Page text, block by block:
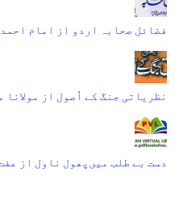
فضائل صحابہ اردو از امام
نظریاتی جنگ کے اُصول از
دست بے طلب میں‌پھول ناول از